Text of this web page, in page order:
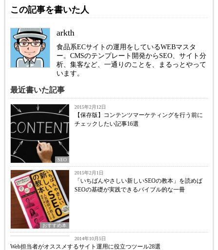
この記事を書いた人
arkth
食品系ECサイトの運用をしているWEBマスタ
ー。CMSのテンプレート開発からSEO、サイト分
析、集客など、一通りのことを、まるっとやって
います。
最近書いた記事
SEO
2015年2月12日
【保存版】コンテンツマーケティングを行う前に
チェックしたい記事16選
おすすめ本
2015年2月1日
「いちばんやさしい新しいSEOの教本」を読めば
SEOの基礎が実践できるバイブル的な一冊
Webサイト運用
2014年10月5日
Web担当者がオススメするサイト運用に役立つツール28選